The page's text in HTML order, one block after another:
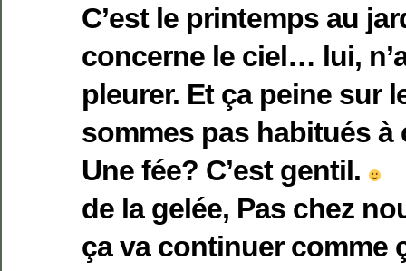
C’est le printemps au
concerne le ciel… lui,
pleurer. Et ça peine sur
sommes pas habitués à
Une fée? C’est gentil.
de la gelée, Pas chez
ça va continuer comme